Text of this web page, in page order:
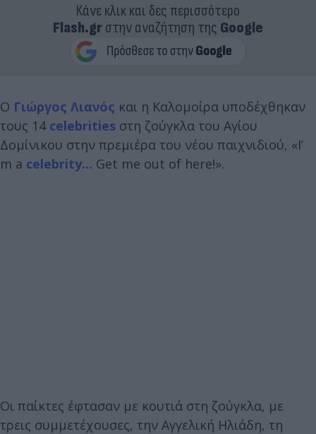
Κάνε κλικ και δες περισσότερο
Flash.grστην αναζήτηση της Google
Ο Γιώργος Λιανός και η Καλομοίρα υποδέχθηκαν
τους 14 celebrities στη ζούγκλα του Αγίου
Δομίνικου στην πρεμιέρα του νέου παιχνιδιού, «I’
m a celebrity… Get me out of here!».
Οι παίκτες έφτασαν με κουτιά στη ζούγκλα, με
τρεις συμμετέχουσες, την Αγγελική Ηλιάδη, τη